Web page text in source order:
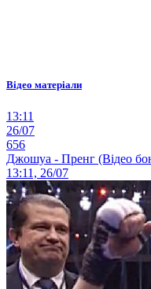
Відео матеріали
13:11
26/07
656
Джошуа - Пренг (Відео
13:11, 26/07